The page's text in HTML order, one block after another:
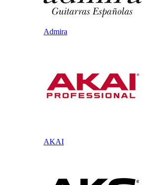
Admira
AKAI